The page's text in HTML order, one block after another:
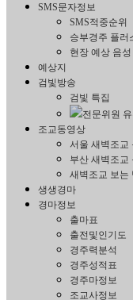
SMS문자정보
SMS적중순위
승부경주 플러
현장 예상 음성
예상지
검빛방송
검빛 특집
전문위원
조교동영상
서울 새벽조교
부산 새벽조교
새벽조교 보는
생생경마
경마정보
출마표
출전및인기도
경주력분석
경주성적표
경주마정보
조교사정보